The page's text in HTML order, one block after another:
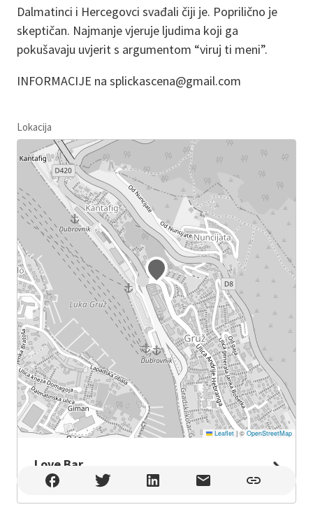
Dalmatinci i Hercegovci svađali čiji je. Poprilično je
skeptičan. Najmanje vjeruje ljudima koji ga
pokušavaju uvjerit s argumentom “viruj ti meni”.
INFORMACIJE na splickascena@gmail.com
Lokacija
Leaflet |© OpenStreetMap
Love Bar
Love Bar , Dubrovnik